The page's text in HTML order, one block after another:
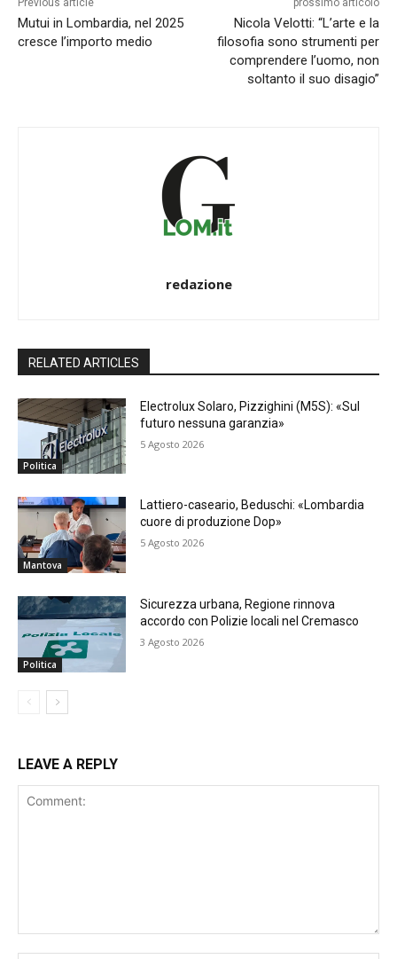
Mutui in Lombardia, nel 2025
cresce l’importo medio
Nicola Velotti: “L’arte e la
filosofia sono strumenti per
comprendere l’uomo, non
soltanto il suo disagio”
redazione
RELATED ARTICLES
Politica
Electrolux Solaro, Pizzighini (M5S): «Sul
futuro nessuna garanzia»
5 Agosto 2026
Mantova
Lattiero-caseario, Beduschi: «Lombardia
cuore di produzione Dop»
5 Agosto 2026
Politica
Sicurezza urbana, Regione rinnova
accordo con Polizie locali nel Cremasco
3 Agosto 2026
LEAVE A REPLY